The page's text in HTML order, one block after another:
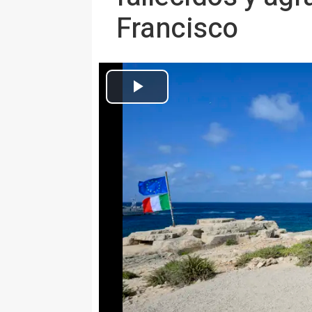
Francisco
El Papa rinde homenaje en Lampedusa a los migrantes
Europa Press Sociedad
Actualizado: sábado, 4 julio 2026 14:30
MADRID 4 Jul. (EUROPA
El Papa León XIV ha visitado
'Arena' de Lampedusa, en el sur
visita pastoral y se ha
papamóvil antes de la
símbolo de las rutas